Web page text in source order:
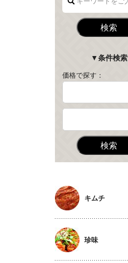
検索
▼条件検索
価格で探す：
検索
キムチ
珍味